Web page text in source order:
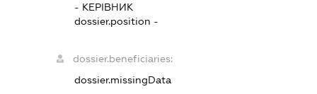
- КЕРІВНИК
dossier.position -
dossier.beneficiaries:
dossier.missingData